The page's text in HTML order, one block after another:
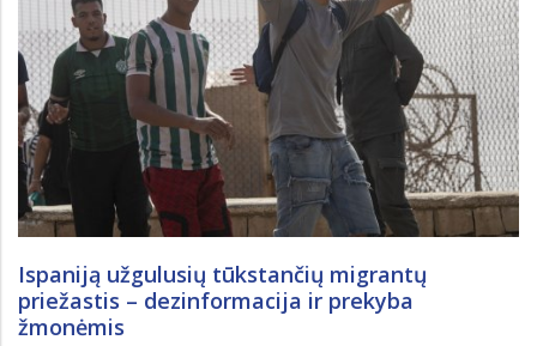
Ispaniją užgulusių tūkstančių migrantų
priežastis – dezinformacija ir prekyba
žmonėmis